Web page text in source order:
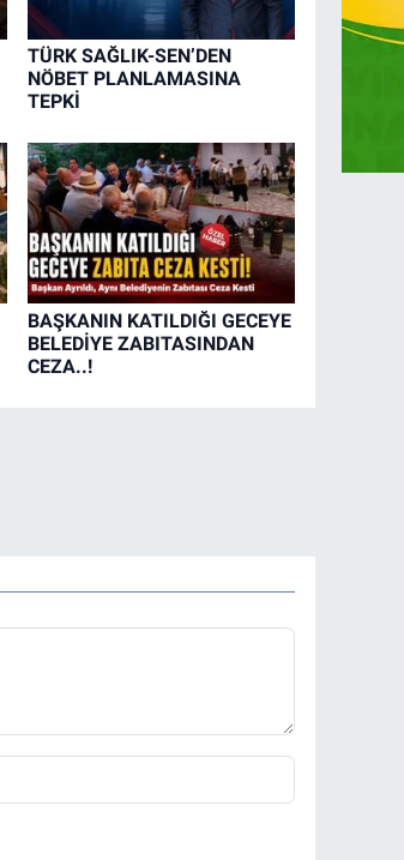
TÜRK SAĞLIK-SEN’DEN
NÖBET PLANLAMASINA
TEPKİ
BAŞKANIN KATILDIĞI GECEYE
BELEDİYE ZABITASINDAN
CEZA..!